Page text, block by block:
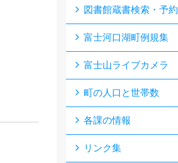
図書館蔵書検索・予約
富士河口湖町例規集
富士山ライブカメラ
町の人口と世帯数
各課の情報
リンク集